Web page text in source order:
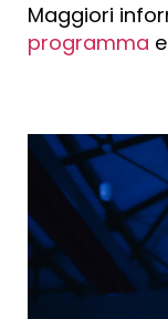
Maggiori
programma